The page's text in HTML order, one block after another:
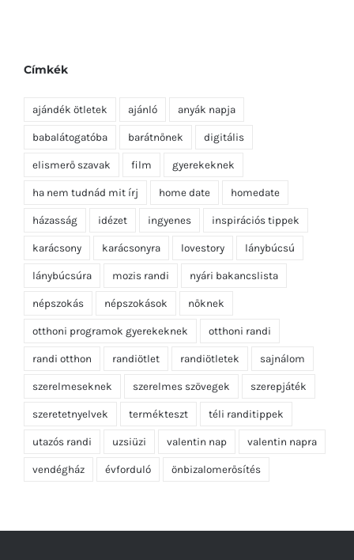
Címkék
ajándék ötletek ajánló anyák napja
babalátogatóba barátnőnek digitális
elismerő szavak film gyerekeknek
ha nem tudnád mit írj home date homedate
házasság idézet ingyenes inspirációs tippek
karácsony karácsonyra lovestory lánybúcsú
lánybúcsúra mozis randi nyári bakancslista
népszokás népszokások nőknek
otthoni programok gyerekeknek otthoni randi
randi otthon randiötlet randiötletek sajnálom
szerelmeseknek szerelmes szövegek szerepjáték
szeretetnyelvek termékteszt téli randitippek
utazós randi uzsiüzi valentin nap valentin napra
vendégház évforduló önbizalomerősítés